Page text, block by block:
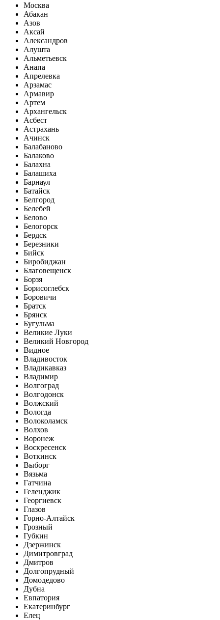
Москва
Абакан
Азов
Аксай
Александров
Алушта
Альметьевск
Анапа
Апрелевка
Арзамас
Армавир
Артем
Архангельск
Асбест
Астрахань
Ачинск
Балабаново
Балаково
Балахна
Балашиха
Барнаул
Батайск
Белгород
Белебей
Белово
Белогорск
Бердск
Березники
Бийск
Биробиджан
Благовещенск
Борзя
Борисоглебск
Боровичи
Братск
Брянск
Бугульма
Великие Луки
Великий Новгород
Видное
Владивосток
Владикавказ
Владимир
Волгоград
Волгодонск
Волжский
Вологда
Волоколамск
Волхов
Воронеж
Воскресенск
Воткинск
Выборг
Вязьма
Гатчина
Геленджик
Георгиевск
Глазов
Горно-Алтайск
Грозный
Губкин
Дзержинск
Димитровград
Дмитров
Долгопрудный
Домодедово
Дубна
Евпатория
Екатеринбург
Елец